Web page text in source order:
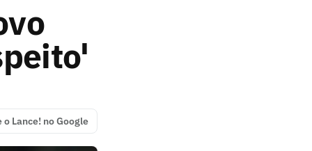
o Lance! no Google